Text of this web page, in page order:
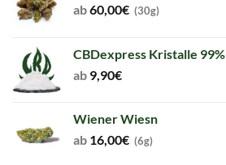
ab60,00€ (30g)
CBDexpress Kristalle 99%
ab 9,90€
Wiener Wiesn
ab 16,00€ (6g)